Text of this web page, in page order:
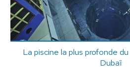
La piscine la plus profonde
Dubaï